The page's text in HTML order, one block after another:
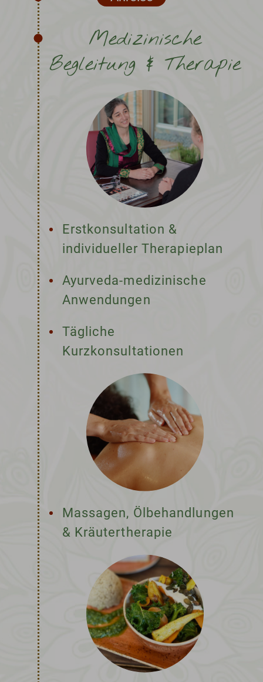
Medizinische
Begleitung & Therapie
Erstkonsultation &
individueller Therapieplan
Ayurveda-medizinische
Anwendungen
Tägliche
Kurzkonsultationen
Massagen, Ölbehandlungen
& Kräutertherapie